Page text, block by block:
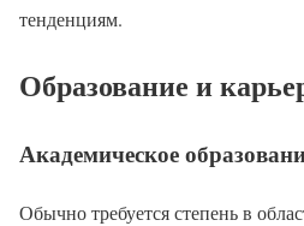
тенденциям.
Образование и
Академическое
Обычно требуется степень в